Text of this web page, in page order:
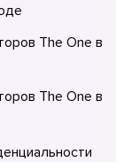
The One в
The One в
The One в